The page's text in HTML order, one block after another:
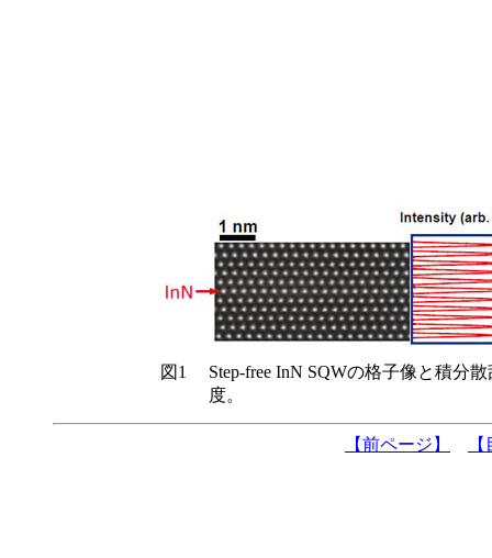
図1
Step-free InN SQWの格子像と積分
度。
【前ページ】